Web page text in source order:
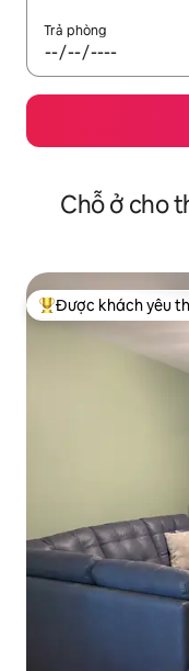
Trả phòng
Chỗ ở cho
Được khách yêu
Được khách yêu